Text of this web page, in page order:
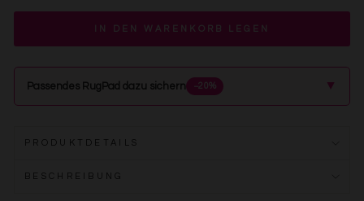
IN DEN WARENKORB LEGEN
Passendes RugPad dazu sichern −20% ▲
PRODUKTDETAILS
BESCHREIBUNG